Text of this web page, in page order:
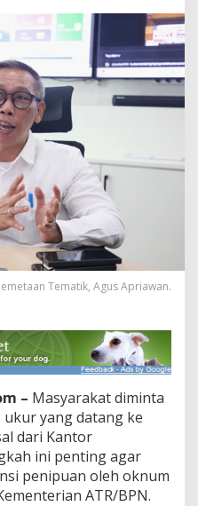
Tematik, Agus Apriawan.
– Masyarakat diminta
yang datang ke
dari Kantor
ini penting agar
penipuan oleh oknum
ATR/BPN.